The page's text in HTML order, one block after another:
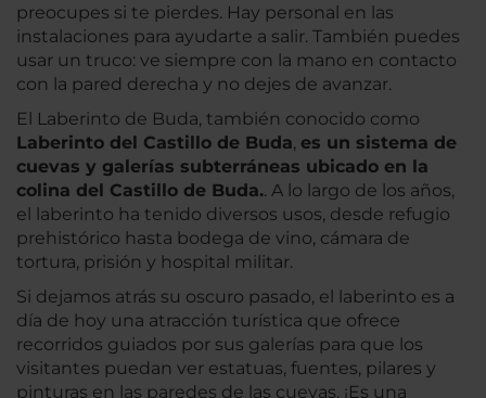
preocupes si te pierdes. Hay personal en las
instalaciones para ayudarte a salir. También puedes
usar un truco: ve siempre con la mano en contacto
con la pared derecha y no dejes de avanzar.
El Laberinto de Buda, también conocido como
Laberinto del Castillo de Buda, es un sistema de
cuevas y galerías subterráneas ubicado en la
colina del Castillo de Buda.. A lo largo de los años,
el laberinto ha tenido diversos usos, desde refugio
prehistórico hasta bodega de vino, cámara de
tortura, prisión y hospital militar.
Si dejamos atrás su oscuro pasado, el laberinto es a
día de hoy una atracción turística que ofrece
recorridos guiados por sus galerías para que los
visitantes puedan ver estatuas, fuentes, pilares y
pinturas en las paredes de las cuevas. ¡Es una